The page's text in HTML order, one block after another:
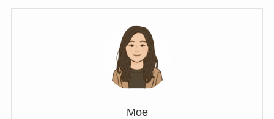
Moe